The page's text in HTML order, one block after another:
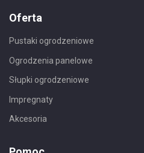
Oferta
Pustaki ogrodzeniowe
Ogrodzenia panelowe
Słupki ogrodzeniowe
Impregnaty
Akcesoria